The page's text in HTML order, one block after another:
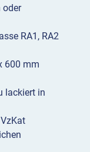
oder
RA1, RA2
600 mm
lackiert in